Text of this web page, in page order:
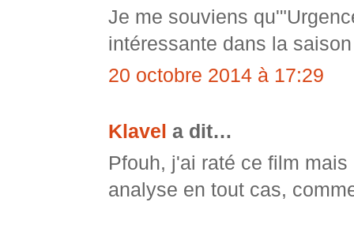
Je me souviens
intéressante dans la
20 octobre 2014 à 17:29
Klavel a dit…
Pfouh, j'ai raté ce film
analyse en tout cas,